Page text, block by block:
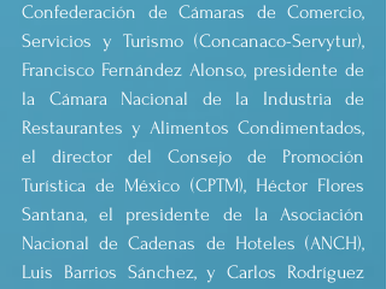
Confederación de Cámaras de Comercio,
Servicios y Turismo (Concanaco-Servytur),
Francisco Fernández Alonso, presidente de
la Cámara Nacional de la Industria de
Restaurantes y Alimentos Condimentados,
el director del Consejo de Promoción
Turística de México (CPTM), Héctor Flores
Santana, el presidente de la Asociación
Nacional de Cadenas de Hoteles (ANCH),
Luis Barrios Sánchez, y Carlos Rodríguez